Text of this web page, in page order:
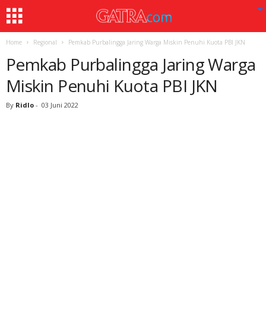
Home Regional Pemkab Purbalingga Jaring Warga Miskin Penuhi Kuota PBI JKN
Pemkab Purbalingga Jaring Warga
Miskin Penuhi Kuota PBI JKN
By Ridlo - 03 Juni 2022